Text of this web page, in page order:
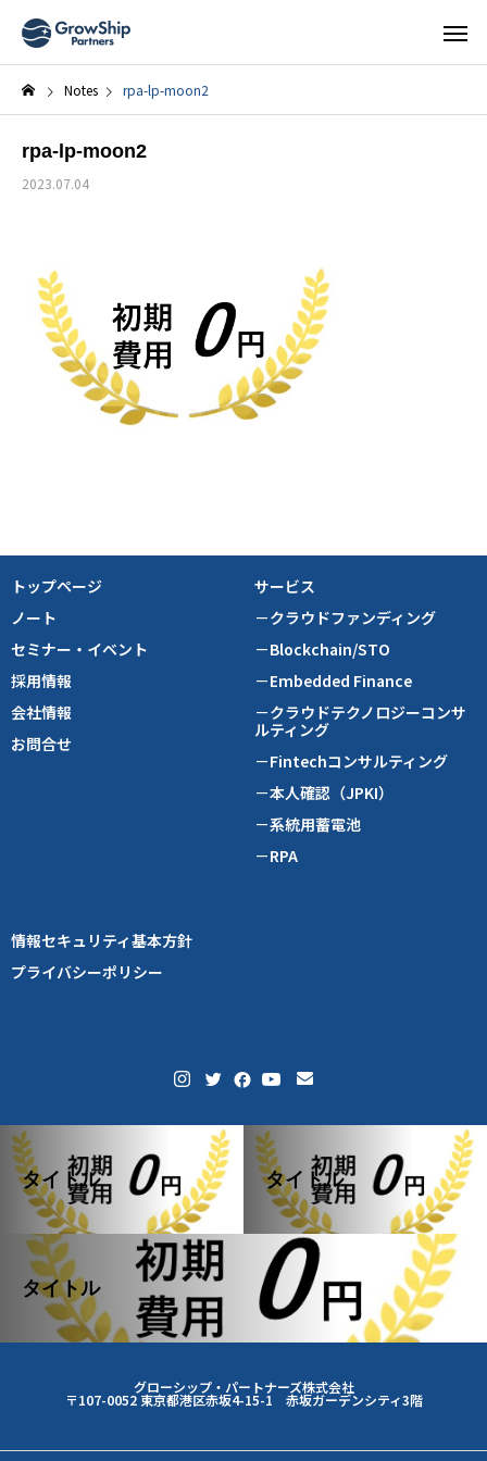
Notes rpa-lp-moon2
rpa-lp-moon2
2023.07.04
トップページ
ノート
セミナー・イベント
採用情報
会社情報
お問合せ
サービス
－クラウドファンディング
－Blockchain/STO
－Embedded Finance
－クラウドテクノロジーコンサ
ルティング
－Fintechコンサルティング
－本人確認（JPKI）
－系統用蓄電池
－RPA
情報セキュリティ基本方針
プライバシーポリシー
タイトル タイトル
タイトル
グローシップ・パートナーズ株式会社
〒107-0052 東京都港区赤坂4-15-1 赤坂ガーデンシティ3階